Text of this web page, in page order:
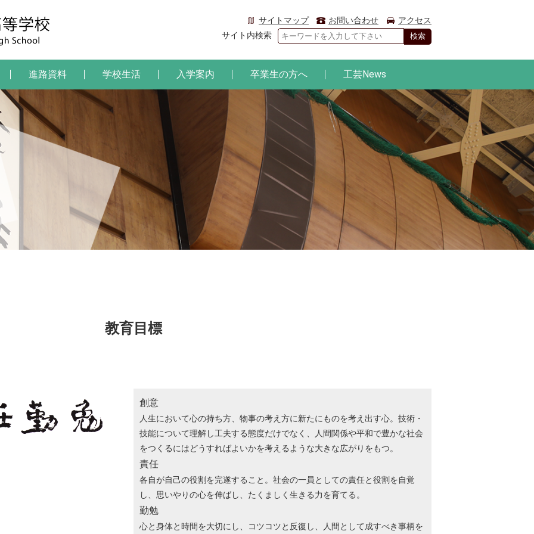
サイトマップ お問い合わせ
アクセス
サイト内検索
進路資料 学校生活 入学案内 卒業生の方へ 工芸News
教育目標
創意
人生において心の持ち方、物事の考え方に新たにものを考え出す心。技術・
技能について理解し工夫する態度だけでなく、人間関係や平和で豊かな社会
をつくるにはどうすればよいかを考えるような大きな広がりをもつ。
責任
各自が自己の役割を完遂すること。社会の一員としての責任と役割を自覚
し、思いやりの心を伸ばし、たくましく生きる力を育てる。
勤勉
心と身体と時間を大切にし、コツコツと反復し、人間として成すべき事柄を